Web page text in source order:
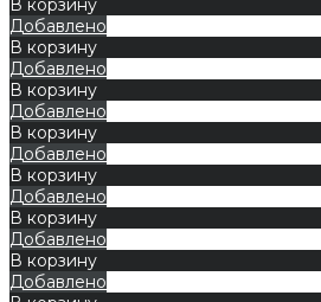
Добавлено
В корзину
Добавлено
В корзину
Добавлено
В корзину
Добавлено
В корзину
Добавлено
В корзину
Добавлено
В корзину
Добавлено